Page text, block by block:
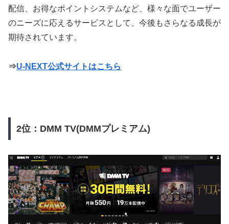
配信、お得なポイントシステムなど、様々な面でユーザー
のニーズに応えるサービスとして、今後もさらなる成長が
期待されています。
⇒U-NEXT公式サイトはこちら
2位：DMM TV(DMMプレミアム)